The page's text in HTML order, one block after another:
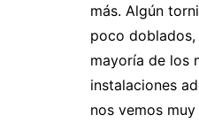
más. Algún
poco
mayoría de los
instalaciones
nos vemos